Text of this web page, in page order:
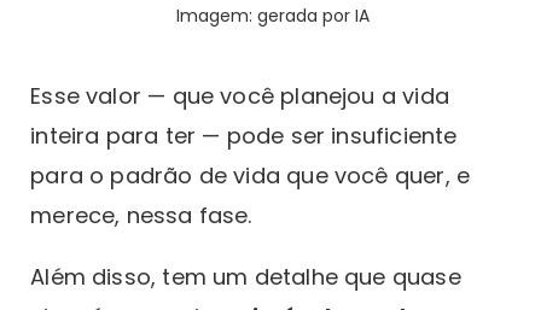
Imagem: gerada por IA
Esse valor — que você planejou a vida
inteira para ter — pode ser insuficiente
para o padrão de vida que você quer, e
merece, nessa fase.
Além disso, tem um detalhe que quase